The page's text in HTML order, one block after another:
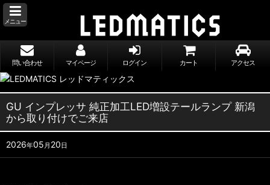
メニュー
問い合わせ マイページ ログイン カート アクセス
GU インプレッサ 純正加工LED増設テールランプ 新潟
から取り付けでご来店
2026年05 月 20日